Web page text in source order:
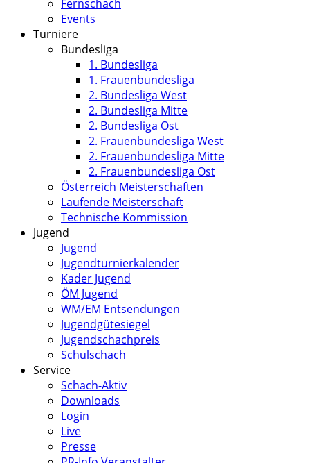
Fernschach
Events
Turniere
Bundesliga
1. Bundesliga
1. Frauenbundesliga
2. Bundesliga West
2. Bundesliga Mitte
2. Bundesliga Ost
2. Frauenbundesliga West
2. Frauenbundesliga Mitte
2. Frauenbundesliga Ost
Österreich Meisterschaften
Laufende Meisterschaft
Technische Kommission
Jugend
Jugend
Jugendturnierkalender
Kader Jugend
ÖM Jugend
WM/EM Entsendungen
Jugendgütesiegel
Jugendschachpreis
Schulschach
Service
Schach-Aktiv
Downloads
Login
Live
Presse